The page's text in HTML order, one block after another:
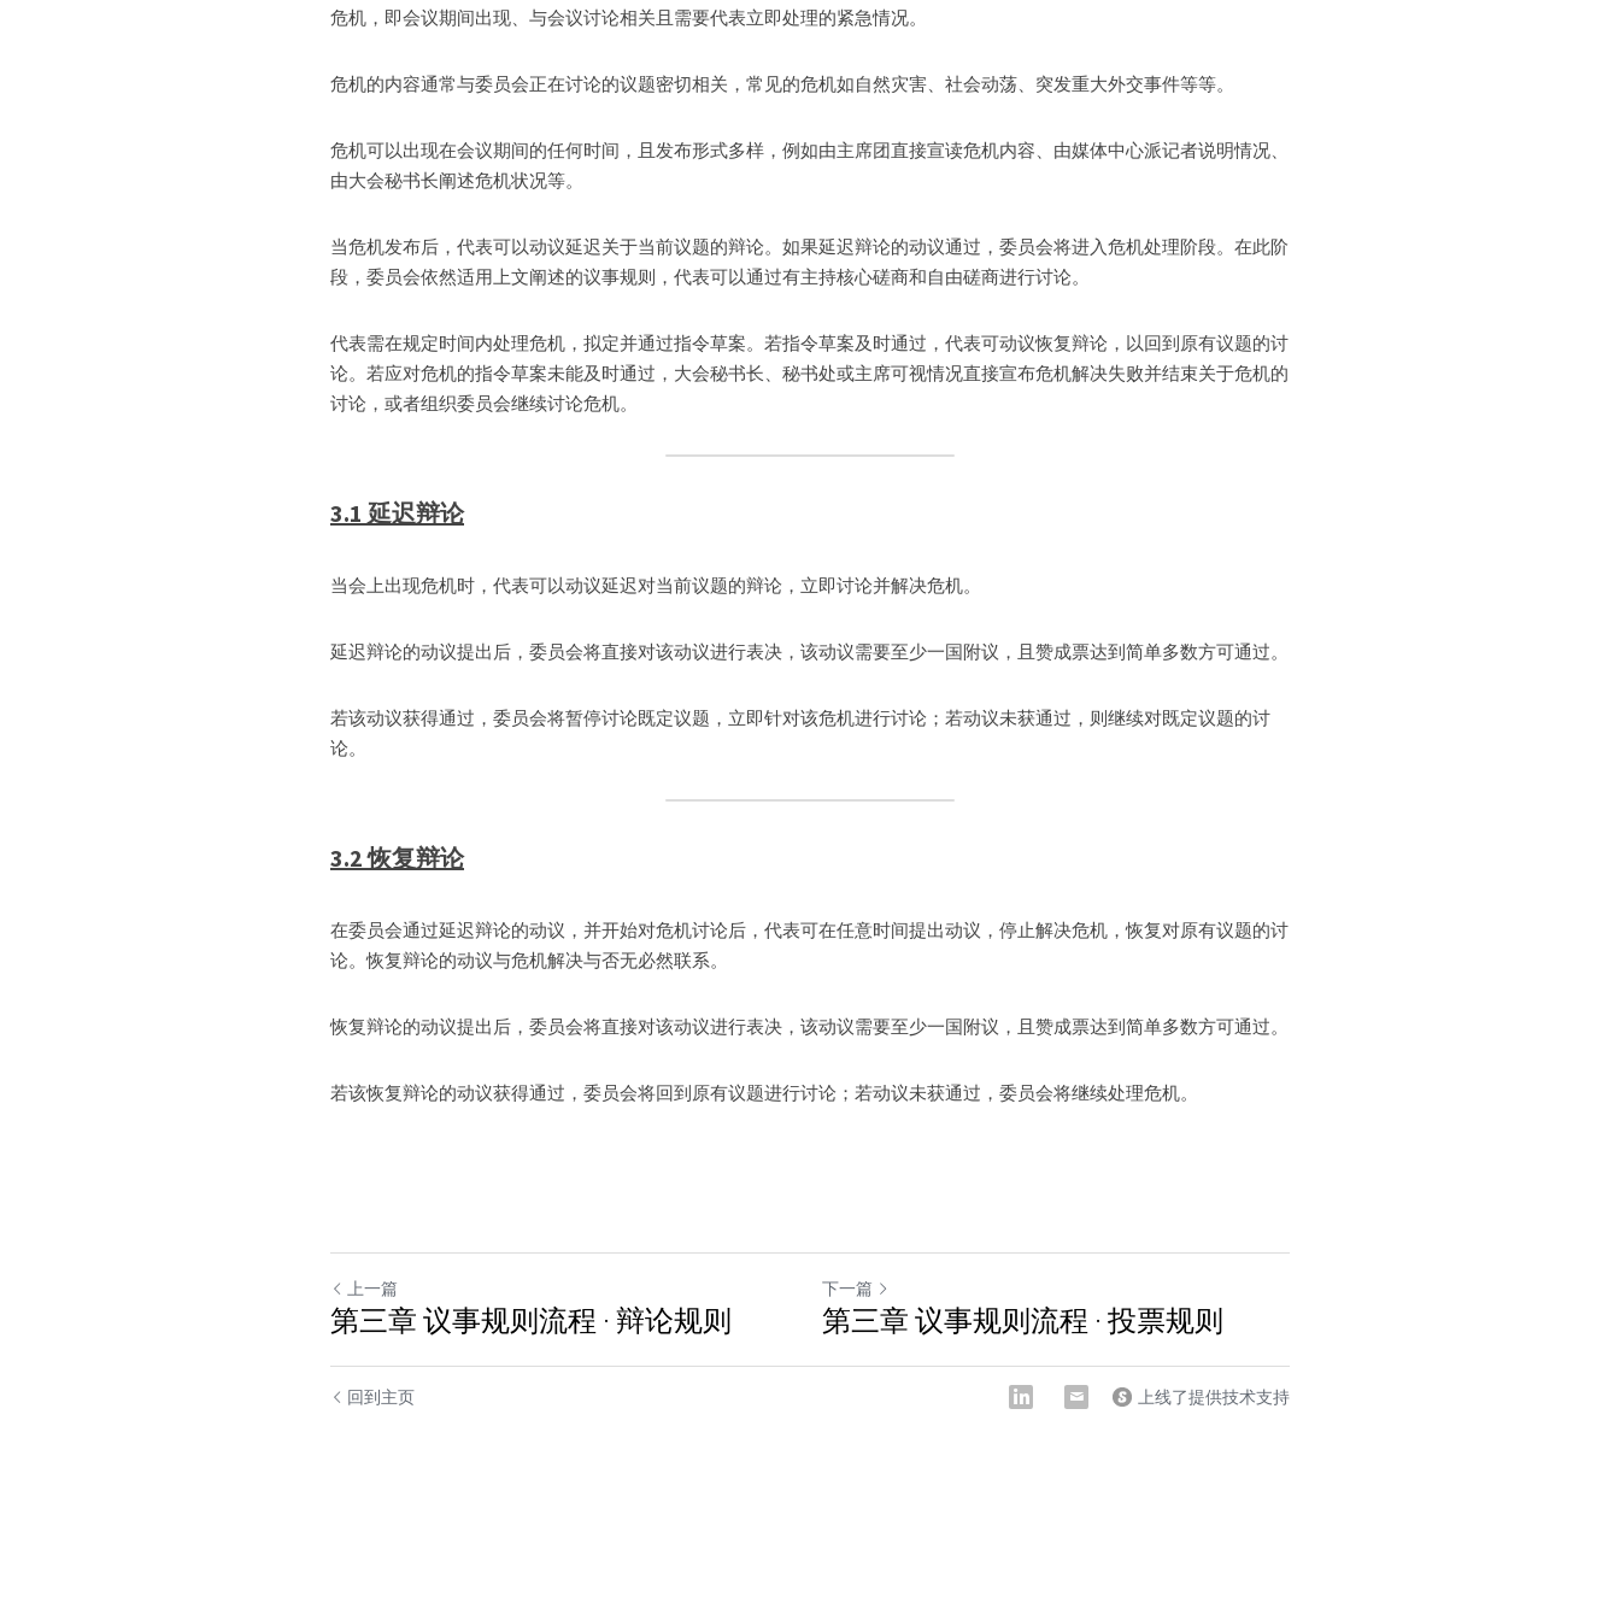
危机，即会议期间出现、与会议讨论相关且需要代表立即处理的紧急情况。
危机的内容通常与委员会正在讨论的议题密切相关，常见的危机如自然灾害、社会动荡、突发重大外交事件等等。
危机可以出现在会议期间的任何时间，且发布形式多样，例如由主席团直接宣读危机内容、由媒体中心派记者说明情况、
由大会秘书长阐述危机状况等。
当危机发布后，代表可以动议延迟关于当前议题的辩论。如果延迟辩论的动议通过，委员会将进入危机处理阶段。在此阶
段，委员会依然适用上文阐述的议事规则，代表可以通过有主持核心磋商和自由磋商进行讨论。
代表需在规定时间内处理危机，拟定并通过指令草案。若指令草案及时通过，代表可动议恢复辩论，以回到原有议题的讨
论。若应对危机的指令草案未能及时通过，大会秘书长、秘书处或主席可视情况直接宣布危机解决失败并结束关于危机的
讨论，或者组织委员会继续讨论危机。
3.1 延迟辩论
当会上出现危机时，代表可以动议延迟对当前议题的辩论，立即讨论并解决危机。
延迟辩论的动议提出后，委员会将直接对该动议进行表决，该动议需要至少一国附议，且赞成票达到简单多数方可通过。
若该动议获得通过，委员会将暂停讨论既定议题，立即针对该危机进行讨论；若动议未获通过，则继续对既定议题的讨
论。
3.2 恢复辩论
在委员会通过延迟辩论的动议，并开始对危机讨论后，代表可在任意时间提出动议，停止解决危机，恢复对原有议题的讨
论。恢复辩论的动议与危机解决与否无必然联系。
恢复辩论的动议提出后，委员会将直接对该动议进行表决，该动议需要至少一国附议，且赞成票达到简单多数方可通过。
若该恢复辩论的动议获得通过，委员会将回到原有议题进行讨论；若动议未获通过，委员会将继续处理危机。
上一篇
第三章 议事规则流程 · 辩论规则
下一篇
第三章 议事规则流程 · 投票规则
回到主页 上线了提供技术支持